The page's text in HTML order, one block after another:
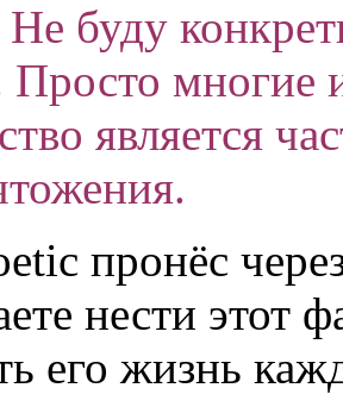
буду
Просто многие
является
пронёс
нести этот
его жизнь